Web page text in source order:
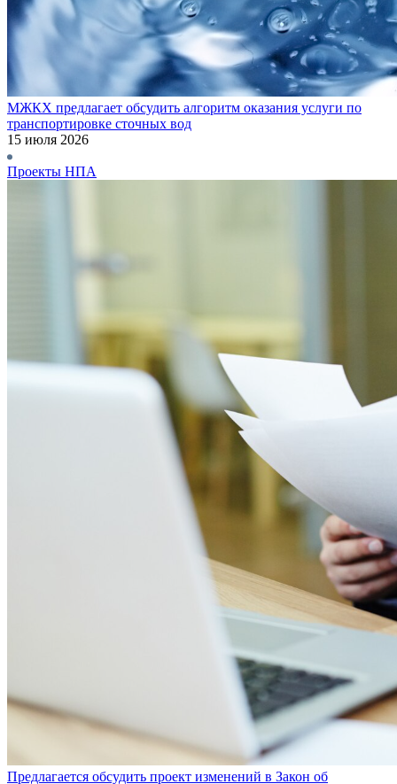
МЖКХ предлагает обсудить алгоритм оказания услуги по
транспортировке сточных вод
15 июля 2026
Проекты НПА
Предлагается обсудить проект изменений в Закон об